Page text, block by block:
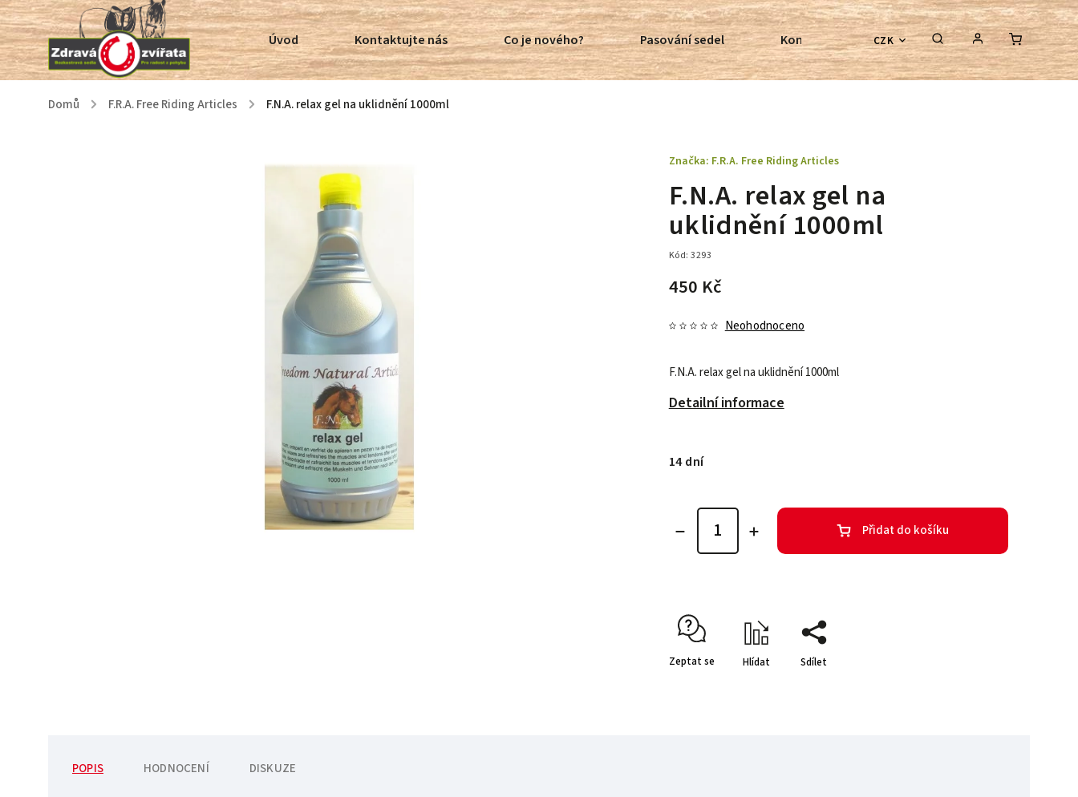
CZK
Úvod Kontaktujte nás Co je nového? Pasování sedel Kontroly bezkostrových sedel Poradenství
Domů / F.R.A. Free Riding Articles / F.N.A. relax gel na uklidnění 1000ml
F.N.A. relax gel na
uklidnění 1000ml
Kód: 3293
450 Kč
Neohodnoceno
F.N.A. relax gel na uklidnění 1000ml
Detailní informace
Značka: F.R.A. Free Riding Articles
14 dní
Přidat do košíku
Zeptat se Hlídat Sdílet
POPIS HODNOCENÍ DISKUZE